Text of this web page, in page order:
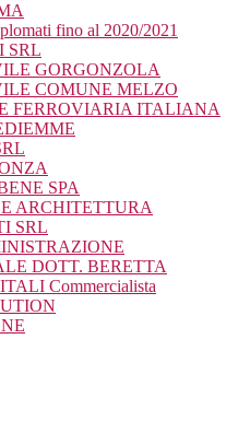
fino al 2020/2021
SRL
GORGONZOLA
COMUNE MELZO
FERROVIARIA ITALIANA
SPA
ARCHITETTURA
SRL
DOTT. BERETTA
Commercialista